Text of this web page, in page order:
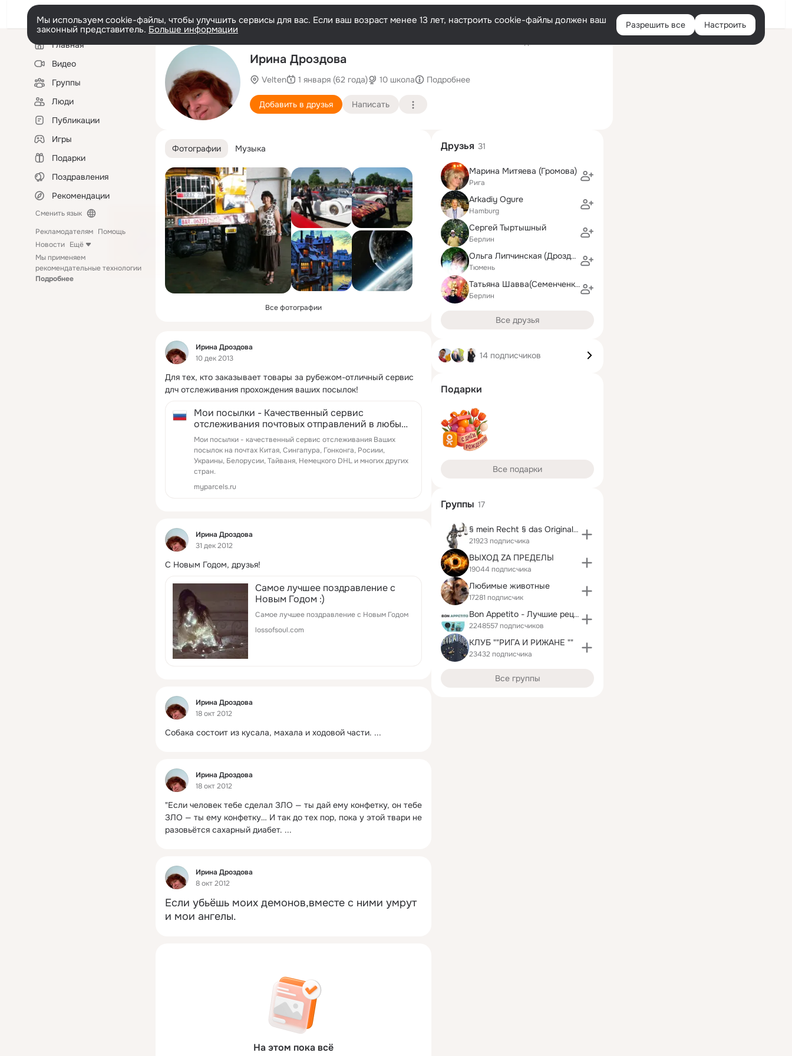
Войти
Мы используем cookie-файлы, чтобы улучшить сервисы для вас. Если ваш возраст менее 13 лет, настроить cookie-файлы должен ваш
законный представитель. Больше информации Разрешить все Настроить
Левая
колонкаГлавная
Видео
Группы
Люди
Публикации
Игры
Подарки
Поздравления
Рекомендации
Сменить язык
Рекламодателям Помощь
Новости Ещё
Мы применяем
рекомендательные технологии
Подробнее
Ирина Дроздова
Velten 1 января (62 года) 10 школа Подробнее
Добавить в друзья Написать
Фотографии Музыка
Все фотографии
Фид
Ирина Дроздова
10 дек 2013
Для тех, кто заказывает товары за рубежом-отличный сервис
длч отслеживания прохождения ваших посылок!
Мои посылки - Качественный сервис
отслеживания почтовых отправлений в любых
направлениях
Мои посылки - качественный сервис отслеживания Ваших
посылок на почтах Китая, Сингапура, Гонконга, Росиии,
Украины, Белорусии, Тайваня, Немецкого DHL и многих других
стран.
myparcels.ru
Фид
Ирина Дроздова
31 дек 2012
С Новым Годом, друзья!
Самое лучшее поздравление с
Новым Годом :)
Самое лучшее поздравление с Новым Годом
lossofsoul.com
Фид
Ирина Дроздова
18 окт 2012
Собака состоит из кусала, махала и ходовой части. ...
Фид
Ирина Дроздова
18 окт 2012
"Если человек тебе сделал ЗЛО — ты дай ему конфетку, он тебе
ЗЛО — ты ему конфетку… И так до тех пор, пока у этой твари не
разовьётся сахарный диабет. ...
Фид
Ирина Дроздова
8 окт 2012
Если убьёшь моих демонов,вместе с ними умрут
и мои ангелы.
На этом пока всё
Друзья 31
Марина Митяева (Громова)
Рига
Arkadiy Ogure
Hamburg
Сергей Тыртышный
Берлин
Ольга Липчинская (Дроздова)
Тюмень
Татьяна Шавва(Семенченко)
Берлин
Все друзья
14 подписчиков
Подарки
Все подарки
Группы 17
§ mein Recht § das Original §
21923 подписчика
ВЫХОД ZА ПРЕДЕЛЫ
19044 подписчика
Любимые животные
17281 подписчик
Bon Appetito - Лучшие рецепты
2248557 подписчиков
КЛУБ ""РИГА И РИЖАНЕ ""
23432 подписчика
Все группы